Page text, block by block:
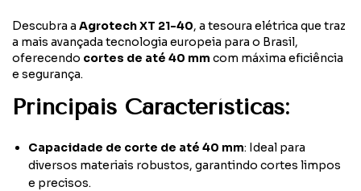
Descubra a Agrotech XT 21-40, a tesoura elétrica que traz
a mais avançada tecnologia europeia para o Brasil,
oferecendo cortes de até 40 mm com máxima eficiência
e segurança.
Principais Características:
Capacidade de corte de até 40 mm: Ideal para
diversos materiais robustos, garantindo cortes limpos
e precisos.